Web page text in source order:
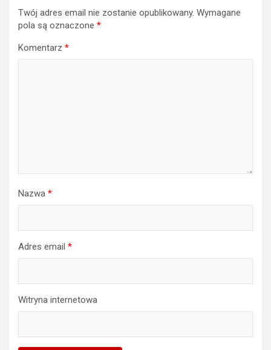
Twój adres email nie zostanie opublikowany. Wymagane
pola są oznaczone *
Komentarz *
Nazwa *
Adres email *
Witryna internetowa